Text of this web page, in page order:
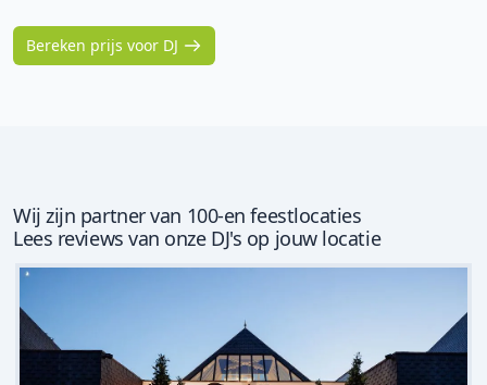
Bereken prijs voor DJ
Wij zijn partner van 100-en feestlocaties
Lees reviews van onze DJ's op jouw locatie